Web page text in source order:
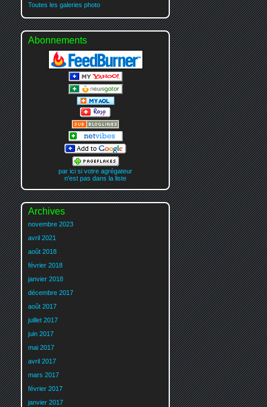
Toutes les galeries photo
Abonnements
par ici si votre agrégateur
n'est pas dans la liste
Archives
novembre 2023
avril 2021
août 2018
février 2018
janvier 2018
décembre 2017
août 2017
juillet 2017
juin 2017
mai 2017
avril 2017
mars 2017
février 2017
janvier 2017